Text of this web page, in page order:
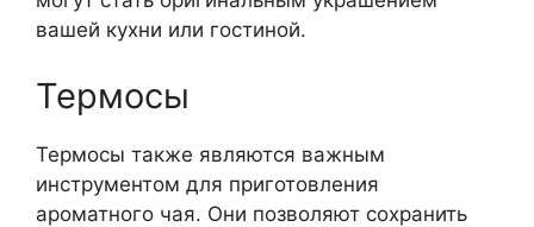
вашей кухни или гостиной.
Термосы
Термосы также являются важным
инструментом для приготовления
ароматного чая. Они позволяют сохранить